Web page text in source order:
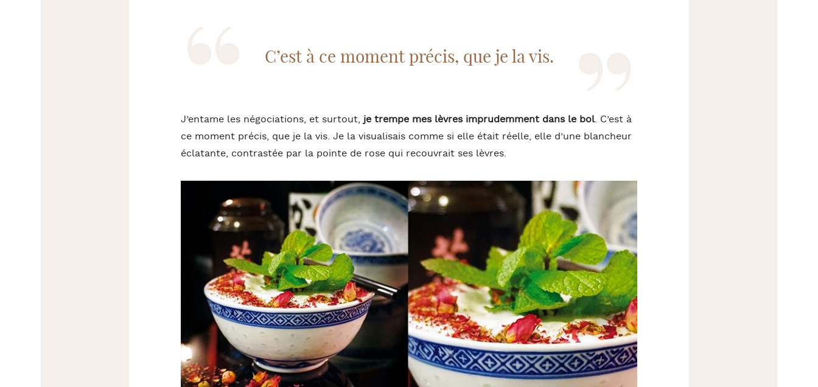
C’est à ce moment précis, que je la vis.
J’entame les négociations, et surtout,je trempe mes lèvres imprudemment dans le bol. C’est à
ce moment précis, que je la vis. Je la visualisais comme si elle était réelle, elle d’une blancheur
éclatante, contrastée par la pointe de rose qui recouvrait ses lèvres.